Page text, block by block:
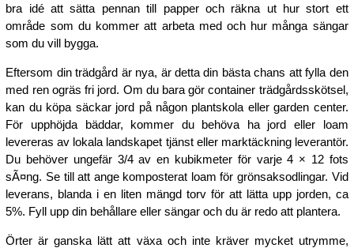
bra idé att sätta pennan till papper och räkna ut hur stort ett
område som du kommer att arbeta med och hur många sängar
som du vill bygga.
Eftersom din trädgård är nya, är detta din bästa chans att fylla den
med ren ogräs fri jord. Om du bara gör container trädgårdsskötsel,
kan du köpa säckar jord på någon plantskola eller garden center.
För upphöjda bäddar, kommer du behöva ha jord eller loam
levereras av lokala landskapet tjänst eller marktäckning leverantör.
Du behöver ungefär 3/4 av en kubikmeter för varje 4 × 12 fots
sÃ¤ng. Se till att ange komposterat loam för grönsaksodlingar. Vid
leverans, blanda i en liten mängd torv för att lätta upp jorden, ca
5%. Fyll upp din behållare eller sängar och du är redo att plantera.
Örter är ganska lätt att växa och inte kräver mycket utrymme,